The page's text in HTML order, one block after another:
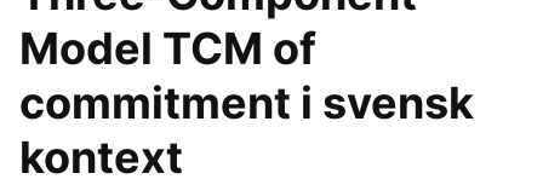
Model TCM of
commitment i svensk
kontext